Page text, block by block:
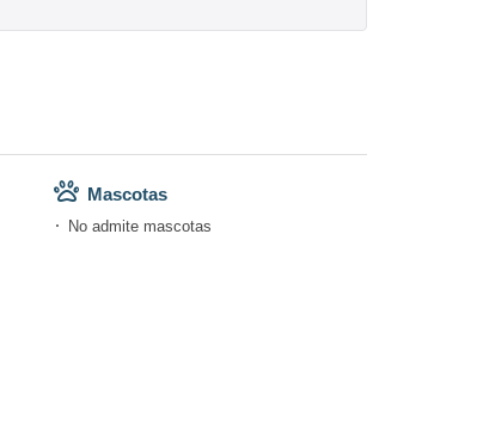
Mascotas
No admite mascotas